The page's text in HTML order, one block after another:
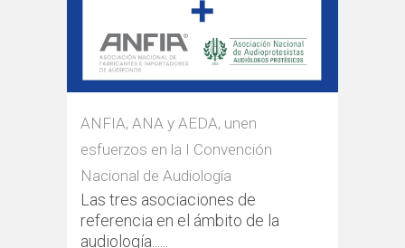
ANFIA, ANA y AEDA, unen
esfuerzos en la I Convención
Nacional de Audiología
Las tres asociaciones de
referencia en el ámbito de la
audiología......